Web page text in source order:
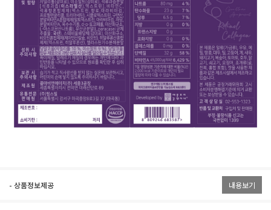
- 상품정보제공 내용보기